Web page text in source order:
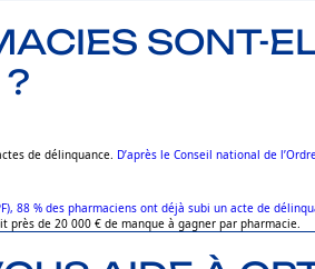
SONT-
de délinquance. D’après le Conseil national de
88 % des pharmaciens ont déjà subi un acte de
près de 20 000 € de manque à gagner par pharmacie.